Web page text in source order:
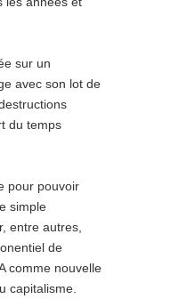
sur un
avec son lot de
du temps
pour pouvoir
simple
entre autres,
de
comme nouvelle
capitalisme.